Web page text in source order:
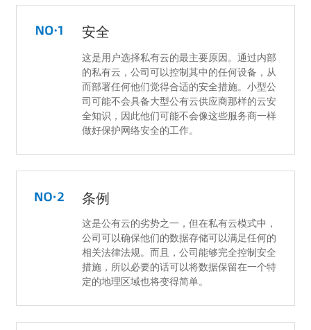
安全
这是用户选择私有云的最主要原因。通过内部
的私有云，公司可以控制其中的任何设备，从
而部署任何他们觉得合适的安全措施。小型公
司可能不会具备大型公有云供应商那样的云安
全知识，因此他们可能不会像这些服务商一样
做好保护网络安全的工作。
条例
这是公有云的劣势之一，但在私有云模式中，
公司可以确保他们的数据存储可以满足任何的
相关法律法规。而且，公司能够完全控制安全
措施，所以必要的话可以将数据保留在一个特
定的地理区域也将变得简单。